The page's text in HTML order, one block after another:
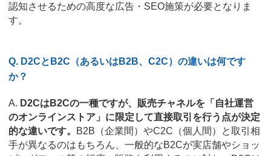
認知させるための高度な広告・SEO施策が必要となりま
す。
Q. D2CとB2C（あるいはB2B、C2C）の違いは何です
か？
A. D2CはB2Cの一種ですが、販売チャネルを「自社運営
のオンラインストア」に限定して直接取引を行う点が決定
的な違いです。
B2B（企業間）やC2C（個人間）と取引相
手が異なるのはもちろん、一般的なB2Cが実店舗やショッ